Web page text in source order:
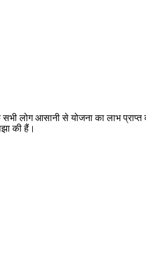
लोग आसानी से योजना का लाभ
की हैं।